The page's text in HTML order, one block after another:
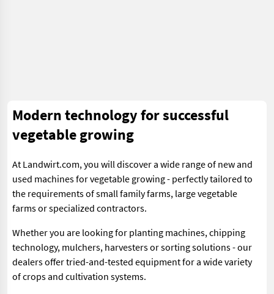
Modern technology for successful
vegetable growing
At Landwirt.com, you will discover a wide range of new and
used machines for vegetable growing - perfectly tailored to
the requirements of small family farms, large vegetable
farms or specialized contractors.
Whether you are looking for planting machines, chipping
technology, mulchers, harvesters or sorting solutions - our
dealers offer tried-and-tested equipment for a wide variety
of crops and cultivation systems.